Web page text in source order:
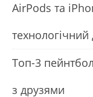
АirРods та
Топ-3
з друзями